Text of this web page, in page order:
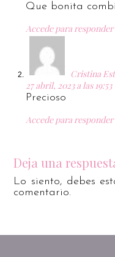
Que bonita
Accede para responder
Cristina
27 abril, 2023 a las 19:53
Precioso
Accede para responder
Deja una
Lo siento, debes
comentario.